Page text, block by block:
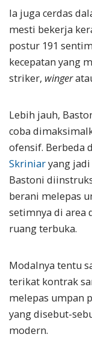
Ia juga cerdas
mesti bekerja
postur 191
kecepatan yang
striker, winger
Lebih jauh,
coba
ofensif. Berbeda
Skriniaryang
Bastoni
berani melepas
setimnya di area
ruang terbuka.
Modalnya tentu
terikat kontrak
melepas umpan
yang disebut-
modern.